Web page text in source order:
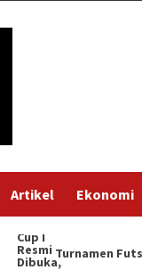
Artikel Ekonomi
Futsal Semi Open